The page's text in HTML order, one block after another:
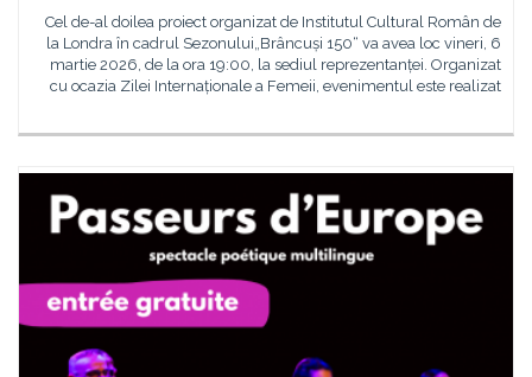
Cel de-al doilea proiect organizat de Institutul Cultural Român de
la Londra în cadrul Sezonului„Brâncuși 150“ va avea loc vineri, 6
martie 2026, de la ora 19:00, la sediul reprezentanței. Organizat
cu ocazia Zilei Internaționale a Femeii, evenimentul este realizat